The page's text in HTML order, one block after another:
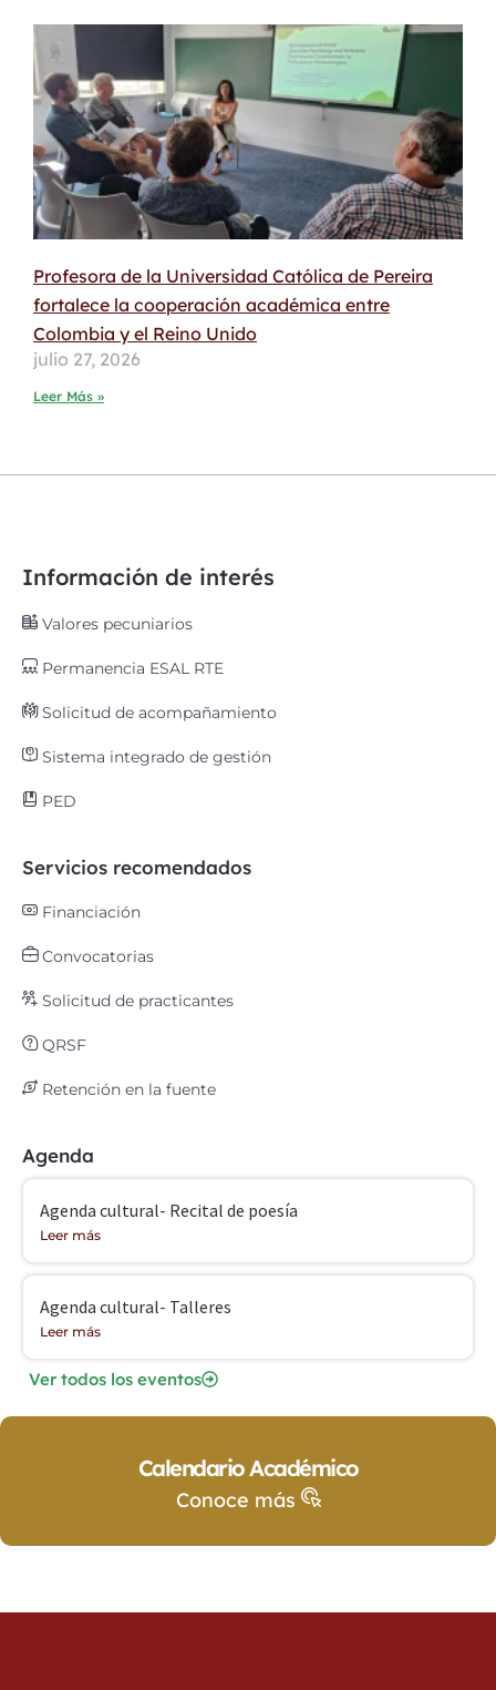
Profesora de la Universidad Católica de Pereira
fortalece la cooperación académica entre
Colombia y el Reino Unido
julio 27, 2026
Leer Más »
Información de interés
Valores pecuniarios
Permanencia ESAL RTE
Solicitud de acompañamiento
Sistema integrado de gestión
PED
Servicios recomendados
Financiación
Convocatorias
Solicitud de practicantes
QRSF
Retención en la fuente
Agenda
Agenda cultural- Recital de poesía
Leer más
Agenda cultural- Talleres
Leer más
Ver todos los eventos
Calendario Académico
Conoce más